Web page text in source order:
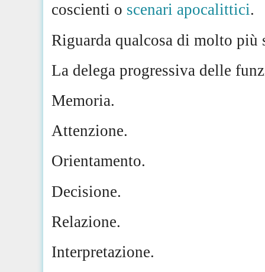
coscienti o scenari apocalittici.
Riguarda qualcosa di molto più
La delega progressiva delle
Memoria.
Attenzione.
Orientamento.
Decisione.
Relazione.
Interpretazione.